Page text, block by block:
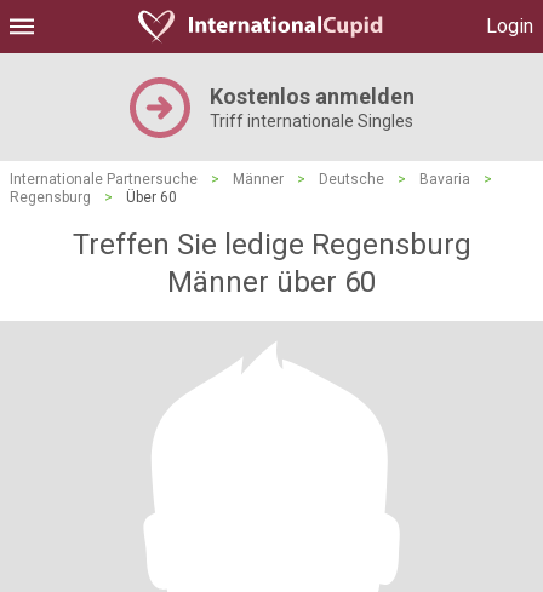
Login
Kostenlos anmelden
Triff internationale Singles
Internationale Partnersuche > Männer > Deutsche > Bavaria
>
Regensburg
> Über 60
Treffen Sie ledige Regensburg
Männer über 60